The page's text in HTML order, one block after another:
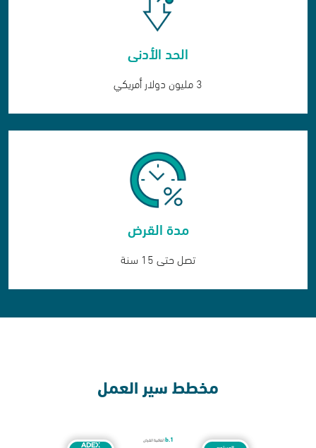
الحد الأدنى
3 مليون دولار أمريكي
مدة القرض
تصل حتى 15 سنة
مخطط سير العمل
1.b اتفاقية القرض